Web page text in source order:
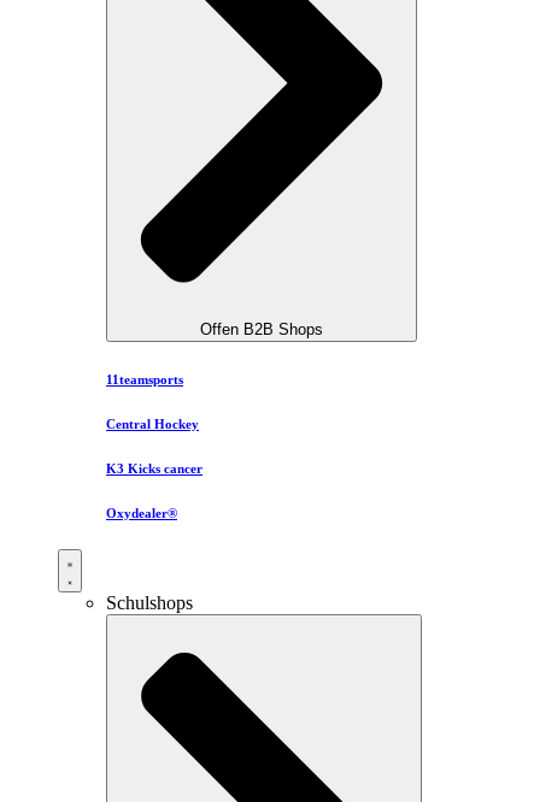
Offen B2B Shops
11teamsports
Central Hockey
K3 Kicks cancer
Oxydealer®
Schulshops